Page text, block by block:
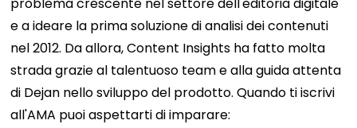
e a ideare la prima soluzione di analisi dei contenuti
nel 2012. Da allora, Content Insights ha fatto molta
strada grazie al talentuoso team e alla guida attenta
di Dejan nello sviluppo del prodotto. Quando ti iscrivi
all'AMA puoi aspettarti di imparare: